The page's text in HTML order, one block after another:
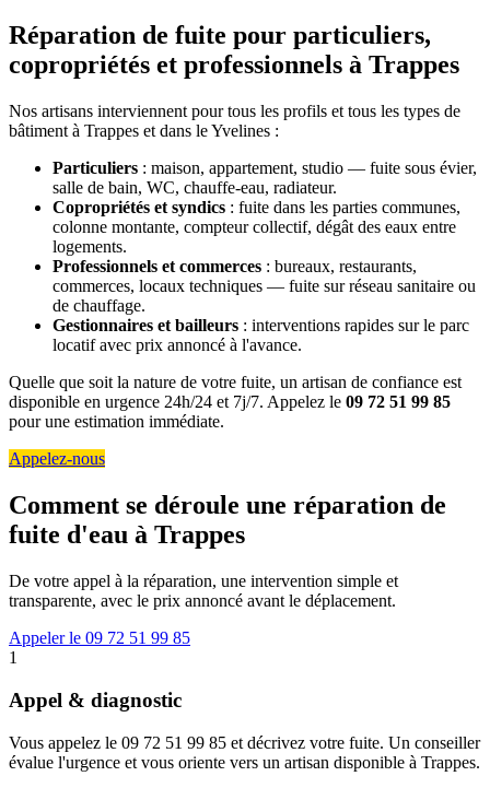
Réparation de fuite pour particuliers,
copropriétés et professionnels à Trappes
Nos artisans interviennent pour tous les profils et tous les types de
bâtiment à Trappes et dans le Yvelines :
Particuliers : maison, appartement, studio — fuite sous évier,
salle de bain, WC, chauffe-eau, radiateur.
Copropriétés et syndics : fuite dans les parties communes,
colonne montante, compteur collectif, dégât des eaux entre
logements.
Professionnels et commerces : bureaux, restaurants,
commerces, locaux techniques — fuite sur réseau sanitaire ou
de chauffage.
Gestionnaires et bailleurs : interventions rapides sur le parc
locatif avec prix annoncé à l'avance.
Quelle que soit la nature de votre fuite, un artisan de confiance est
disponible en urgence 24h/24 et 7j/7. Appelez le 09 72 51 99 85
pour une estimation immédiate.
Appelez-nous
Comment se déroule une réparation de
fuite d'eau à Trappes
De votre appel à la réparation, une intervention simple et
transparente, avec le prix annoncé avant le déplacement.
Appeler le 09 72 51 99 85
1
Appel & diagnostic
Vous appelez le 09 72 51 99 85 et décrivez votre fuite. Un conseiller
évalue l'urgence et vous oriente vers un artisan disponible à Trappes.